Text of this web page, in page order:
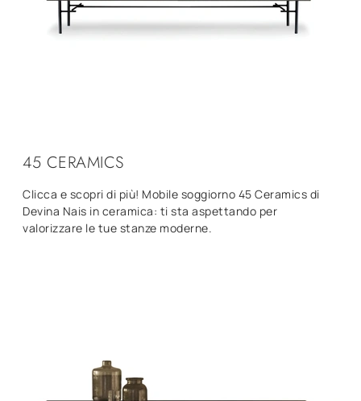
45 CERAMICS
Clicca e scopri di più! Mobile soggiorno 45 Ceramics di
Devina Nais in ceramica: ti sta aspettando per
valorizzare le tue stanze moderne.